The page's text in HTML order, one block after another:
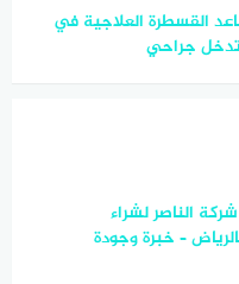
القسطرة العلاجية في
تدخل جراحي
شركة الناصر لشراء
– خبرة وجودة